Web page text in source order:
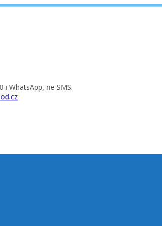
i WhatsApp, ne SMS.